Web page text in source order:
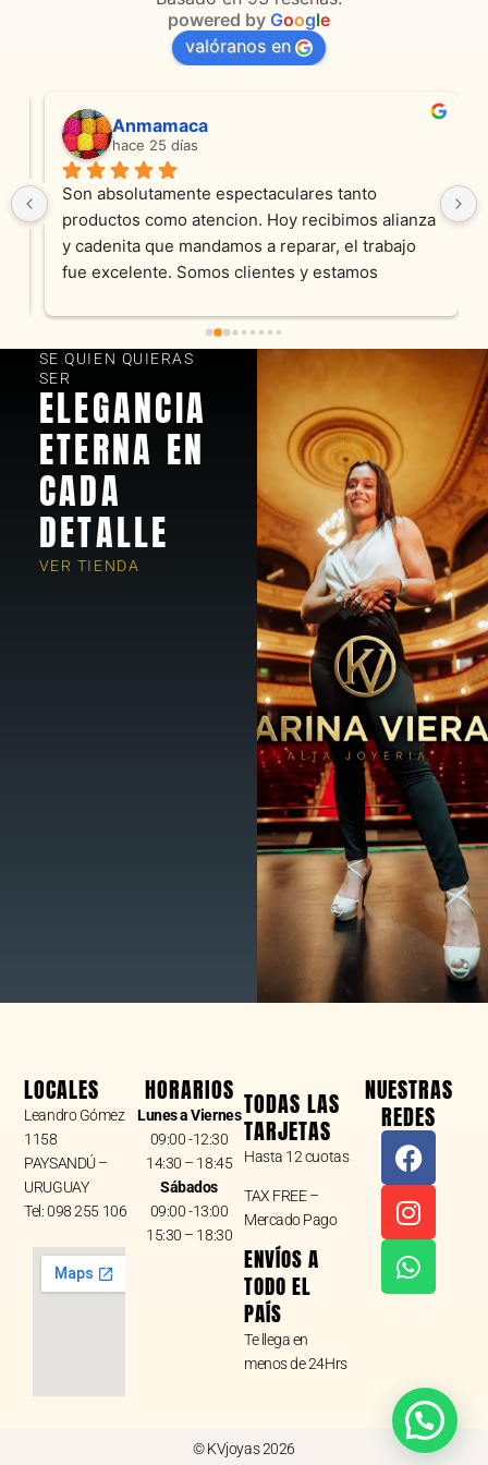
powered by Google
valóranos en
Anmamaca
hace 25 días
Son absolutamente espectaculares tanto
productos como atencion. Hoy recibimos alianza
y cadenita que mandamos a reparar, el trabajo
fue excelente. Somos clientes y estamos
SE QUIEN QUIERAS
SER
ELEGANCIA
ETERNA EN
CADA
DETALLE
VER TIENDA
LOCALES
Leandro Gómez
1158
PAYSANDÚ –
URUGUAY
Tel: 098 255 106
HORARIOS
Lunes a Viernes
09:00 -12:30
14:30 – 18:45
Sábados
09:00 -13:00
15:30 – 18:30
TODAS LAS
TARJETAS
Hasta 12 cuotas
TAX FREE –
Mercado Pago
ENVÍOS A
TODO EL
PAÍS
Te llega en
menos de 24Hrs
NUESTRAS
REDES
F
a
c
e
b
o
I
n
s
t
a
g
W
h
a
t
s
a
© KVjoyas 2026